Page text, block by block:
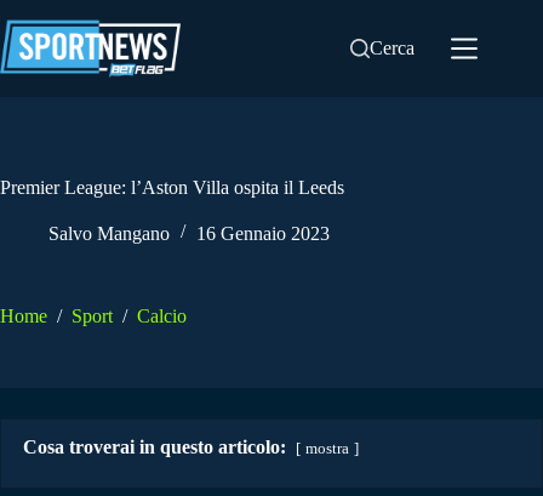
al
contenuto
Cerca
Premier League: l’Aston Villa ospita il Leeds
Salvo Mangano 16 Gennaio 2023
Home / Sport / Calcio
Cosa troverai in questo articolo: mostra